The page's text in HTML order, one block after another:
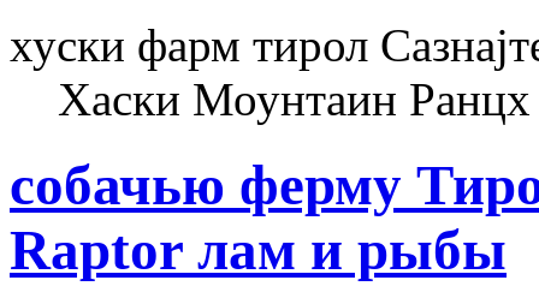
хуски фарм тирол
Хаски Моунтаин Ранцх
собачью ферму
Raptor лам и рыбы